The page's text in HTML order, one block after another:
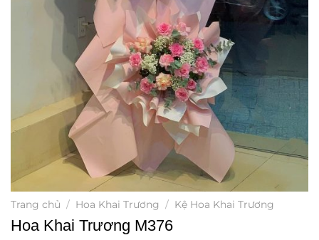
Trang chủ / Hoa Khai Trương / Kệ Hoa Khai Trương
Hoa Khai Trương M376